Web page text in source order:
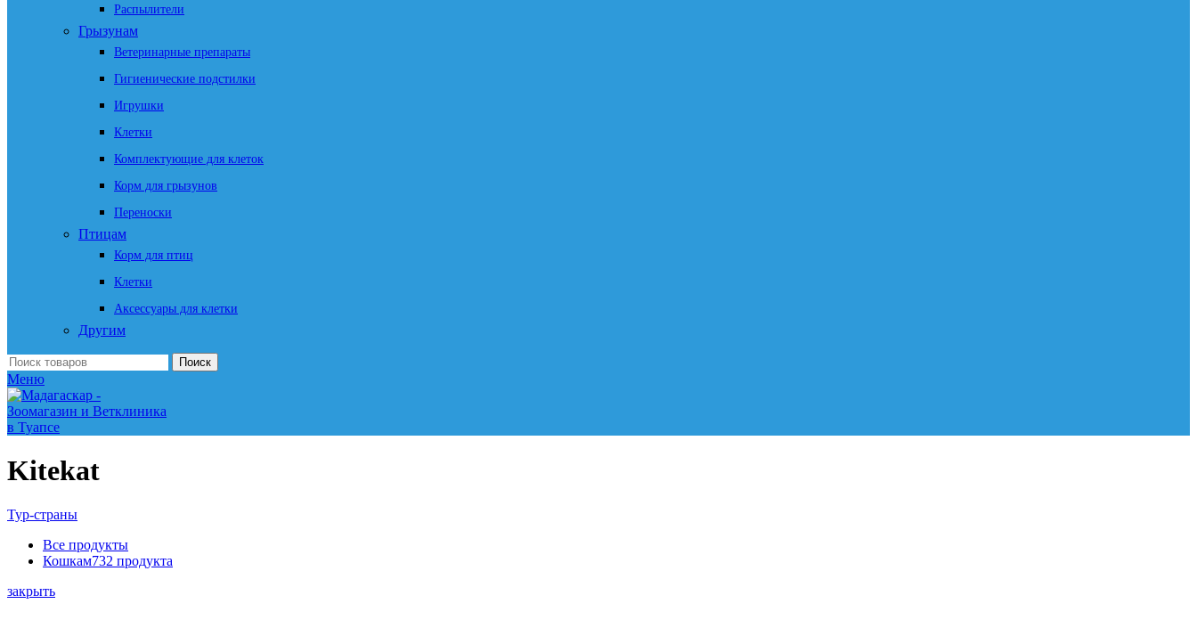
Распылители
Грызунам
Ветеринарные препараты
Гигиенические подстилки
Игрушки
Клетки
Комплектующие для клеток
Корм для грызунов
Переноски
Птицам
Корм для птиц
Клетки
Аксессуары для клетки
Другим
Поиск
Меню
Kitekat
Тур-страны
Все продукты
Кошкам732 продукта
закрыть